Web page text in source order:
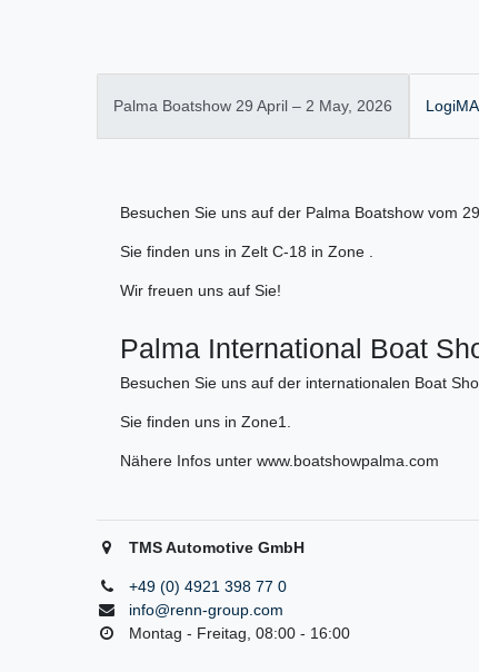
Palma Boatshow 29 April – 2 May, 2026
Besuchen Sie uns auf der Palma Boatshow vom
Sie finden uns in Zelt C-18 in Zone .
Wir freuen uns auf Sie!
Palma International Boat
Besuchen Sie uns auf der internationalen Boat
Sie finden uns in Zone1.
Nähere Infos unter www.boatshowpalma.com
TMS Automotive GmbH
+49 (0) 4921 398 77 0
info@renn-group.com
Montag - Freitag, 08:00 - 16:00